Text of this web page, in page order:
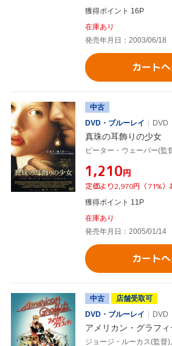
獲得ポイント 16P
在庫あり
発売年月日：2003/06/18
カート
中古
DVD・ブルーレイ
DVD
真珠の耳飾りの少女
¥1,210円
定価より2,970円（71%）
獲得ポイント 11P
在庫あり
発売年月日：2005/01/14
カート
中古
店舗受取可
DVD・ブルーレイ
DVD
アメリカン・グラフィ